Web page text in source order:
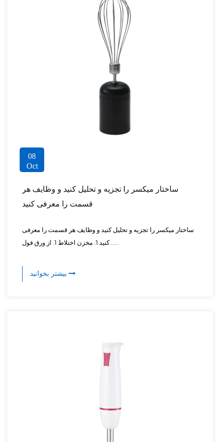
08
Oct
ساختار میکسر را تجزیه و تحلیل کنید و وظایف هر
قسمت را معرفی کنید
ساختار میکسر را تجزیه و تحلیل کنید و وظایف هر قسمت را معرفی
کنید 1. مخزن اختلاط 1. از ورق فول......